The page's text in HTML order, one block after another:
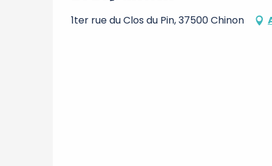
1ter rue du Clos du Pin, 37500 Chinon